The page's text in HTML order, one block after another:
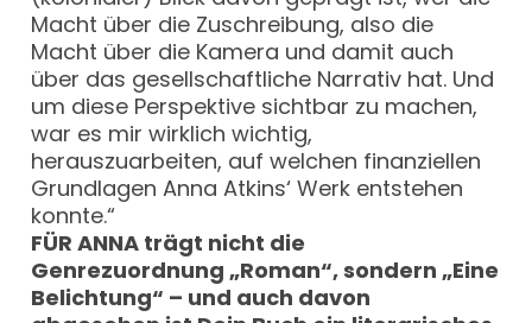
Macht über die Zuschreibung, also die
Macht über die Kamera und damit auch
über das gesellschaftliche Narrativ hat. Und
um diese Perspektive sichtbar zu machen,
war es mir wirklich wichtig,
herauszuarbeiten, auf welchen finanziellen
Grundlagen Anna Atkins‘ Werk entstehen
konnte.“
FÜR ANNA trägt nicht die
Genrezuordnung „Roman“, sondern „Eine
Belichtung“ – und auch davon